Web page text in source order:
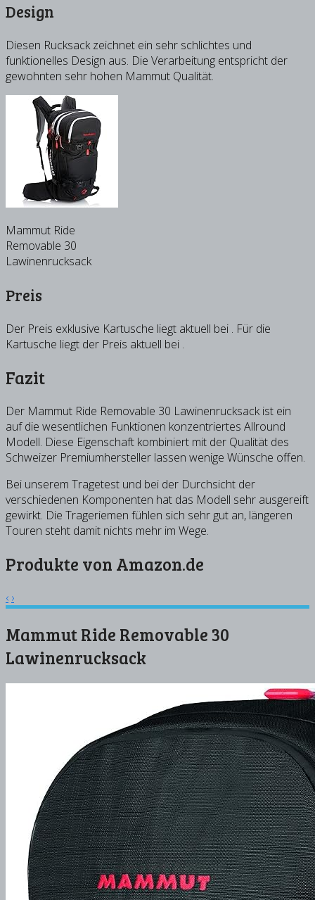
Design
Diesen Rucksack zeichnet ein sehr schlichtes und
funktionelles Design aus. Die Verarbeitung entspricht der
gewohnten sehr hohen Mammut Qualität.
Mammut Ride
Removable 30
Lawinenrucksack
Preis
Der Preis exklusive Kartusche liegt aktuell bei . Für die
Kartusche liegt der Preis aktuell bei .
Fazit
Der Mammut Ride Removable 30 Lawinenrucksack ist ein
auf die wesentlichen Funktionen konzentriertes Allround
Modell. Diese Eigenschaft kombiniert mit der Qualität des
Schweizer Premiumhersteller lassen wenige Wünsche offen.
Bei unserem Tragetest und bei der Durchsicht der
verschiedenen Komponenten hat das Modell sehr ausgereift
gewirkt. Die Trageriemen fühlen sich sehr gut an, längeren
Touren steht damit nichts mehr im Wege.
Produkte von Amazon.de
‹ ›
Mammut Ride Removable 30
Lawinenrucksack